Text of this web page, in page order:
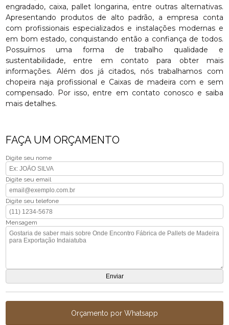
engradado, caixa, pallet longarina, entre outras alternativas.
Apresentando produtos de alto padrão, a empresa conta
com profissionais especializados e instalações modernas e
em bom estado, conquistando então a confiança de todos.
Possuímos uma forma de trabalho qualidade e
sustentabilidade, entre em contato para obter mais
informações. Além dos já citados, nós trabalhamos com
chopeira naja profissional e Caixas de madeira com e sem
compensado. Por isso, entre em contato conosco e saiba
mais detalhes.
FAÇA UM ORÇAMENTO
Digite seu nome
Digite seu email
Digite seu telefone
Mensagem
Orçamento por Whatsapp